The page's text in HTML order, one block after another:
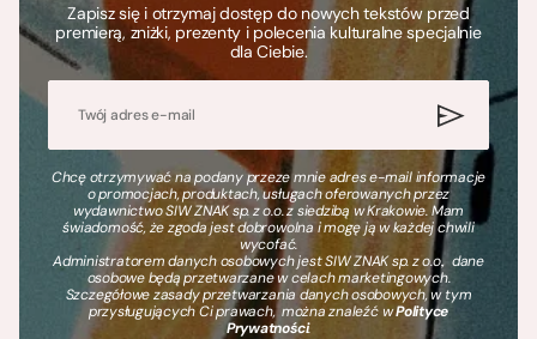
Zapisz się i otrzymaj dostęp do nowych tekstów przed
premierą, zniżki, prezenty i polecenia kulturalne specjalnie
dla Ciebie.
Chcę otrzymywać na podany przeze mnie adres e-mail informacje
o promocjach, produktach, usługach oferowanych przez
wydawnictwo SIW ZNAK sp. z o.o. z siedzibą w Krakowie. Mam
świadomość, że zgoda jest dobrowolna i mogę ją w każdej chwili
wycofać.
Administratorem danych osobowych jest SIW ZNAK sp. z o.o., dane
osobowe będą przetwarzane w celach marketingowych.
Szczegółowe zasady przetwarzania danych osobowych, w tym
przysługujących Ci prawach, można znaleźć wPolityce
Prywatności.